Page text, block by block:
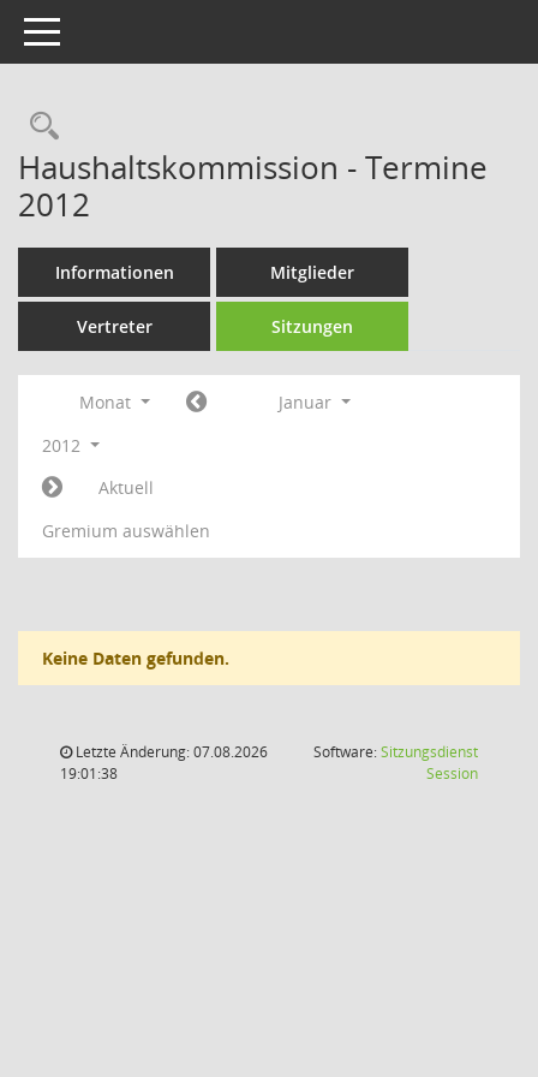
Toggle navigation
Rechercheauswahl
Haushaltskommission - Termine
2012
Informationen Mitglieder
Vertreter Sitzungen
Monat
Januar
2012
Aktuell
Gremium auswählen
Keine Daten gefunden.
Letzte Änderung: 07.08.2026
19:01:38
Software:Sitzungsdienst
Session(Wird in